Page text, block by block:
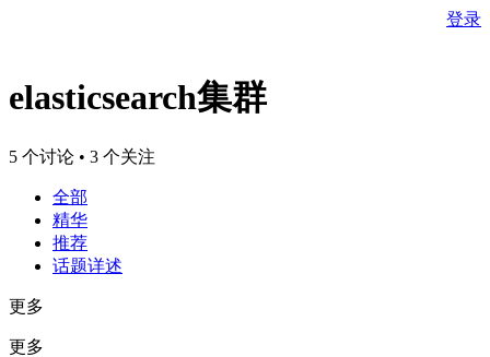
登录
elasticsearch集群
5 个讨论 • 3 个关注
全部
精华
推荐
话题详述
更多
更多